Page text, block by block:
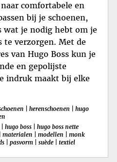
comfortabele en
bij je schoenen,
wat je nodig hebt om je
verzorgen. Met de
van Hugo Boss kun je
en gepolijste
indruk maakt bij elke
herenschoenen
hugo
hugo boss
hugo boss nette
materialen modellen
monk
pasvorm suède textiel